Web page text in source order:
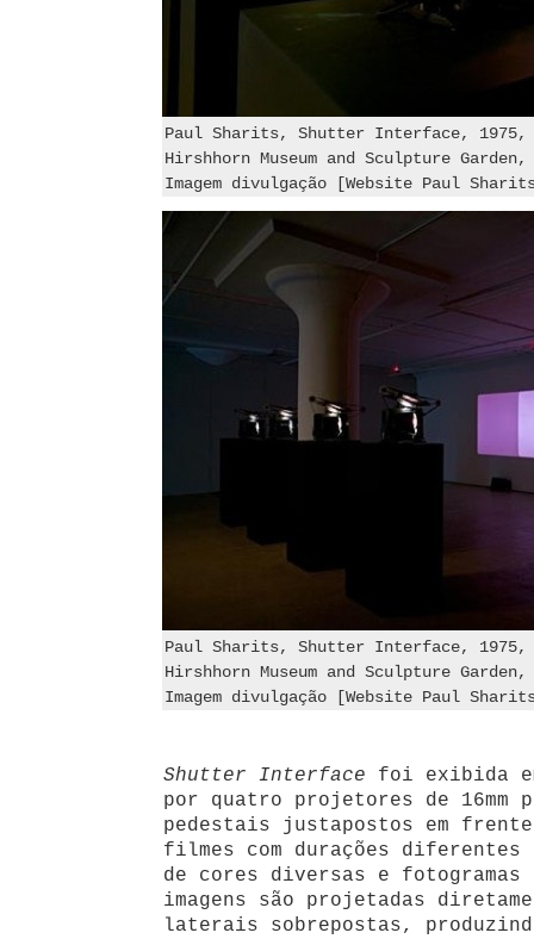
Paul Sharits, Shutter Interface, 1975,
Hirshhorn Museum and Sculpture Garden,
Imagem divulgação [Website Paul
Paul Sharits, Shutter Interface, 1975,
Hirshhorn Museum and Sculpture Garden,
Imagem divulgação [Website Paul
Shutter Interface foi exibida
por quatro projetores de 16mm
pedestais justapostos em
filmes com durações diferentes
de cores diversas e
imagens são projetadas
laterais sobrepostas,